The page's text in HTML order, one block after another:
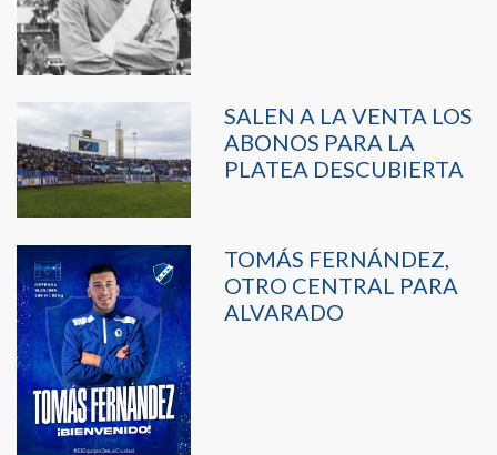
SALEN A LA VENTA LOS
ABONOS PARA LA
PLATEA DESCUBIERTA
TOMÁS FERNÁNDEZ,
OTRO CENTRAL PARA
ALVARADO